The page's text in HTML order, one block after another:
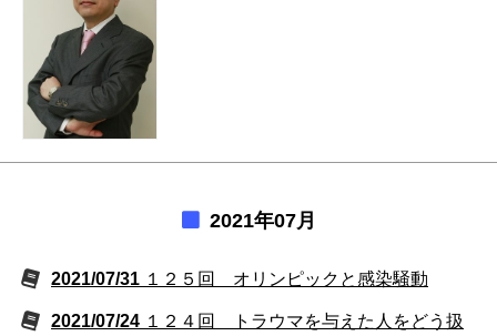
2021年07月
2021/07/31 １２５回 オリンピックと感染騒動
2021/07/24 １２４回 トラウマを与えた人をどう扱